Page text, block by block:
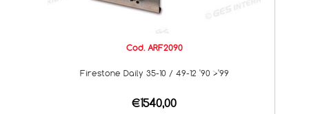
Cod. ARF2090
Firestone Daily 35-10 / 49-12 '90 >'99
€1540,00